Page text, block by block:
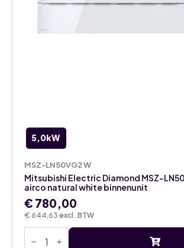
5,0kW
MSZ-LN50VG2 W
€ 644,63 excl. BTW
Mitsubishi Electric Diamond MSZ-
airco natural white binnenunit
€ 780,00
Mitsubishi
Electric